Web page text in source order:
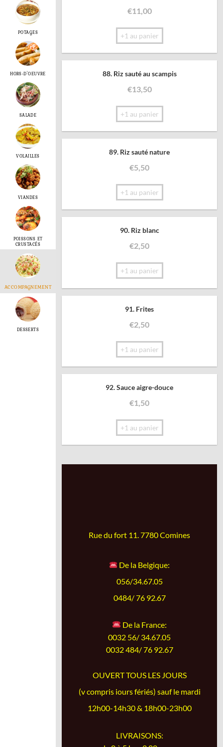
POTAGES
HORS-D'OEUVRE
SALADE
VOLAILLES
VIANDES
POISSONS ET
CRUSTACÉS
ACCOMPAGNEMENT
DESSERTS
€11,00
+1 au panier
88. Riz sauté au scampis
€13,50
+1 au panier
89. Riz sauté nature
€5,50
+1 au panier
90. Riz blanc
€2,50
+1 au panier
91. Frites
€2,50
+1 au panier
92. Sauce aigre-douce
€1,50
+1 au panier
Rue du fort 11. 7780 Comines
De la Belgique:
056/34.67.05
0484/ 76 92.67
De la France:
0032 56/ 34.67.05
0032 484/ 76 92.67
OUVERT TOUS LES JOURS
(v compris iours fériés) sauf le mardi
12h00-14h30 & 18h00-23h00
LIVRAISONS: